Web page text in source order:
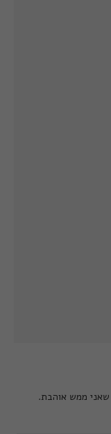
שאני ממש אוהבת.